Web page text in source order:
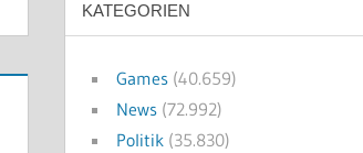
KATEGORIEN
Games (40.659)
News (72.992)
Politik (35.830)